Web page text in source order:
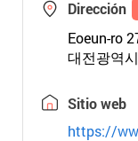
Dirección
Eoeun-ro
대전광역
Sitio web
https://